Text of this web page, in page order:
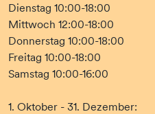
Dienstag 10:00-18:00
Mittwoch 12:00-18:00
Donnerstag 10:00-18:00
Freitag 10:00-18:00
Samstag 10:00-16:00
1. Oktober - 31. Dezember: